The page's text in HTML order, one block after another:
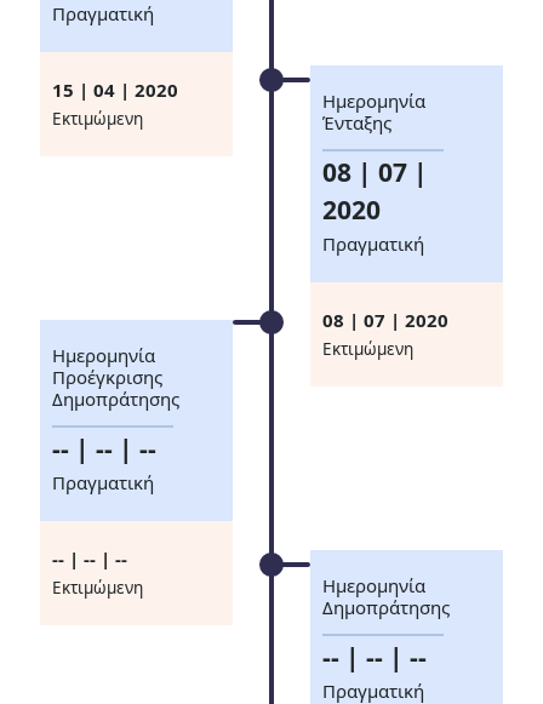
Πραγματική
15 | 04 | 2020
Eκτιμώμενη
Ημερομηνία
Ένταξης
08 | 07 |
2020
Πραγματική
08 | 07 | 2020
Eκτιμώμενη
Ημερομηνία
Προέγκρισης
Δημοπράτησης
-- | -- | --
Πραγματική
-- | -- | --
Eκτιμώμενη
Ημερομηνία
Δημοπράτησης
-- | -- | --
Πραγματική